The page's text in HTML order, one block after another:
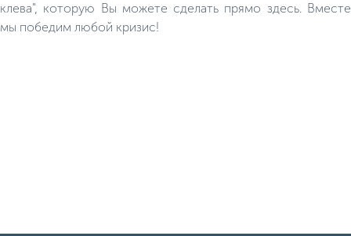
клева", которую Вы можете сделать прямо здесь. Вместе
мы победим любой кризис!